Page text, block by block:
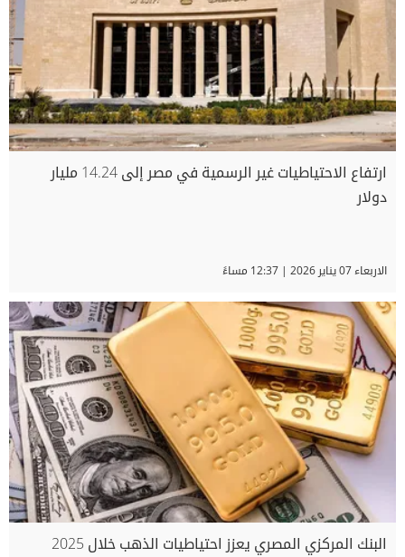
ارتفاع الاحتياطيات غير الرسمية في مصر إلى 14.24 مليار
دولار
الاربعاء 07 يناير 2026 | 12:37 مساءً
البنك المركزي المصري يعزز احتياطيات الذهب خلال 2025